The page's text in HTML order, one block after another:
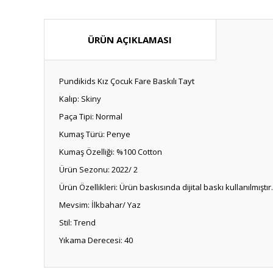
ÜRÜN AÇIKLAMASI
Pundikids Kız Çocuk Fare Baskılı Tayt
Kalıp: Skiny
Paça Tipi: Normal
Kumaş Türü: Penye
Kumaş Özelliği: %100 Cotton
Ürün Sezonu: 2022/ 2
Ürün Özellikleri: Ürün baskısında dijital baskı
Mevsim: İlkbahar/ Yaz
Stil: Trend
Yıkama Derecesi: 40